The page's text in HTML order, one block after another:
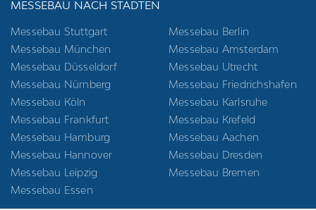
MESSEBAU NACH STÄDTEN
Messebau Stuttgart
Messebau München
Messebau Düsseldorf
Messebau Nürnberg
Messebau Köln
Messebau Frankfurt
Messebau Hamburg
Messebau Hannover
Messebau Leipzig
Messebau Essen
Messebau Berlin
Messebau Amsterdam
Messebau Utrecht
Messebau Friedrichshafen
Messebau Karlsruhe
Messebau Krefeld
Messebau Aachen
Messebau Dresden
Messebau Bremen